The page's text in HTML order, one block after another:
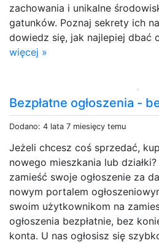
zachowania i unikalne
gatunków. Poznaj sekrety ich
dowiedz się, jak najlepiej dbać
więcej »
Bezpłatne ogłoszenia -
Dodano: 4 lata 7 miesięcy temu
Jeżeli chcesz coś sprzedać,
nowego mieszkania lub
zamieść swoje ogłoszenie za
nowym portalem
swoim użytkownikom na
ogłoszenia bezpłatnie, bez
konta. U nas ogłosisz się